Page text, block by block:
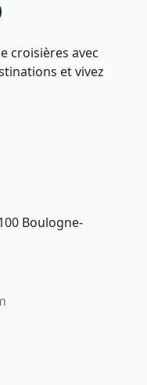
croisières avec
et vivez
Boulogne-